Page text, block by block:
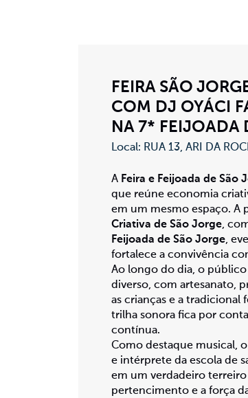
FEIRA SÃO
COM DJ OYÁCI
NA 7* FEIJOADA
Local: RUA 13, ARI DA
A Feira e Feijoada de São
que reúne economia
em um mesmo espaço. A
Criativa de São Jorge,
Feijoada de São Jorge,
fortalece a convivência
Ao longo do dia, o
diverso, com artesanato,
as crianças e a tradicional
trilha sonora fica por
contínua.
Como destaque musical, o
e intérprete da escola de
em um verdadeiro
pertencimento e a força